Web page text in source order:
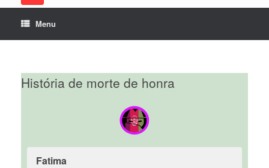
Menu
História de morte de honra
Fatima